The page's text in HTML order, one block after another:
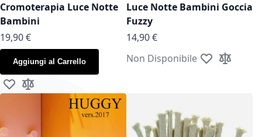
Cromoterapia Luce Notte
Bambini
19,90 €
Aggiungi al Carrello
Aggiungi alla lista desideri
Aggiungi al confronto
Luce Notte Bambini Goccia
Fuzzy
14,90 €
Non Disponibile Aggiungi alla
Aggiungi